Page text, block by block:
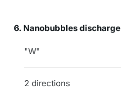
6. Nanobubbles discharge
indication
# directions
"W"
2 directions